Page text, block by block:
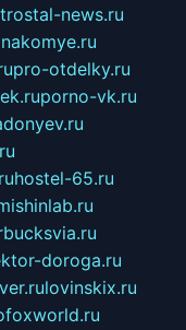
news.ru
pro-otdelky.ru
porno-vk.ru
hostel-65.ru
doroga.ru
lovinskix.ru